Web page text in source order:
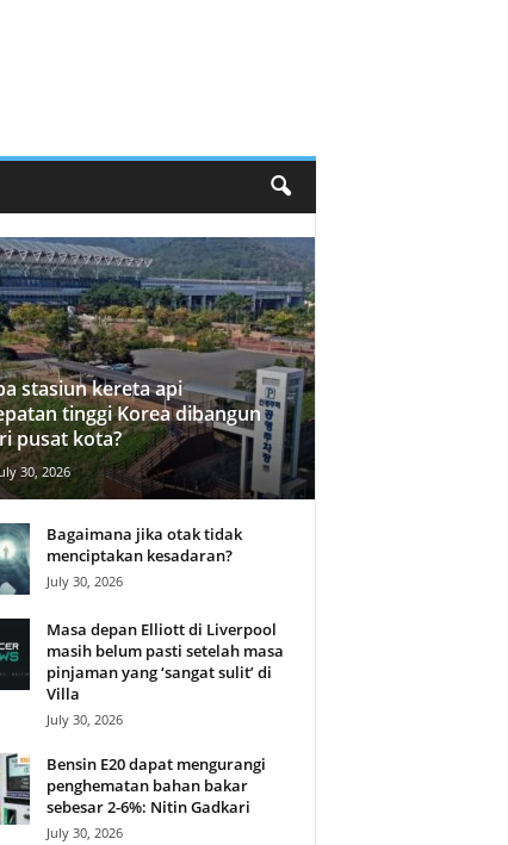
stasiun kereta api
tinggi Korea dibangun
pusat kota?
30, 2026
Bagaimana jika otak tidak
menciptakan kesadaran?
July 30, 2026
Masa depan Elliott di Liverpool
masih belum pasti setelah masa
pinjaman yang ‘sangat sulit’ di
Villa
July 30, 2026
Bensin E20 dapat mengurangi
penghematan bahan bakar
sebesar 2-6%: Nitin Gadkari
July 30, 2026